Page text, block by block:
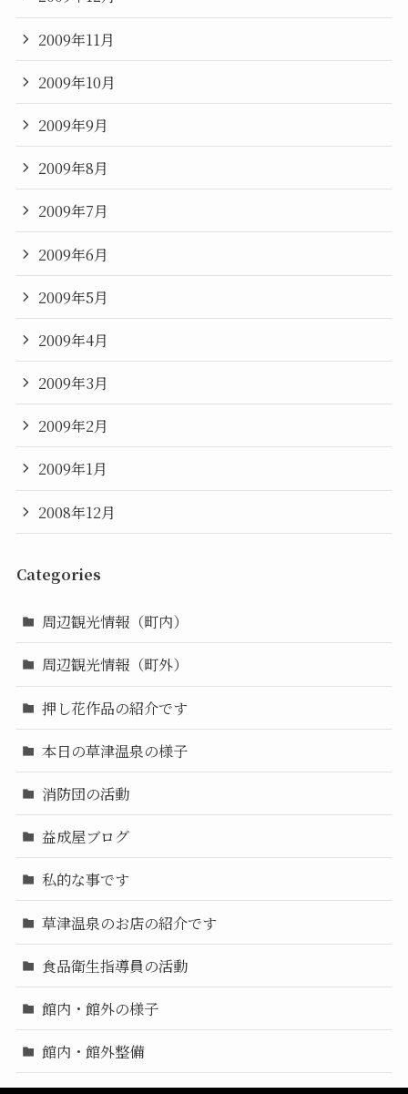
2009年11月
2009年10月
2009年9月
2009年8月
2009年7月
2009年6月
2009年5月
2009年4月
2009年3月
2009年2月
2009年1月
2008年12月
Categories
周辺観光情報（町内）
周辺観光情報（町外）
押し花作品の紹介です
本日の草津温泉の様子
消防団の活動
益成屋ブログ
私的な事です
草津温泉のお店の紹介です
食品衛生指導員の活動
館内・館外の様子
館内・館外整備